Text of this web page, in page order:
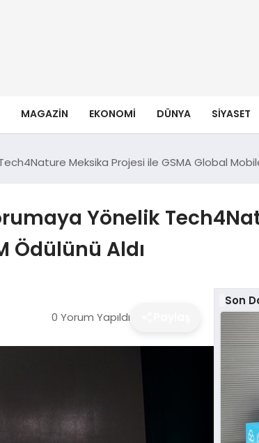
MAGAZIN EKONOMI DÜNYA SIYASET
Meksika Projesi ile GSMA Global
Yönelik
Ödülünü Aldı
0 Yorum Yapıldı
Son